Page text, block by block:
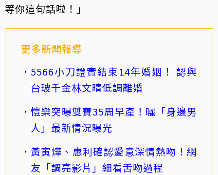
等你這句話啦！」
更多新聞報導
5566小刀證實結束14年婚姻！ 認與
台玻千金林文晴低調離婚
愷樂突曝雙寶35周早產！曬「身邊男
人」最新情況曝光
黃寅燁、惠利確認愛意深情熱吻！網
友「調亮影片」細看舌吻過程